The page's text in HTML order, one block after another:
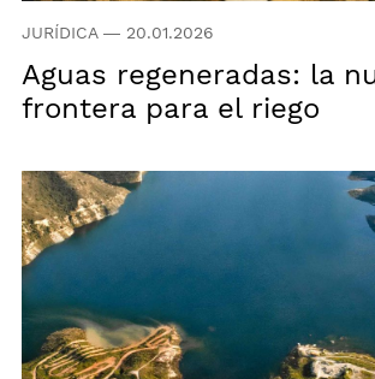
JURÍDICA — 20.01.2026
Aguas regeneradas: la
frontera para el riego